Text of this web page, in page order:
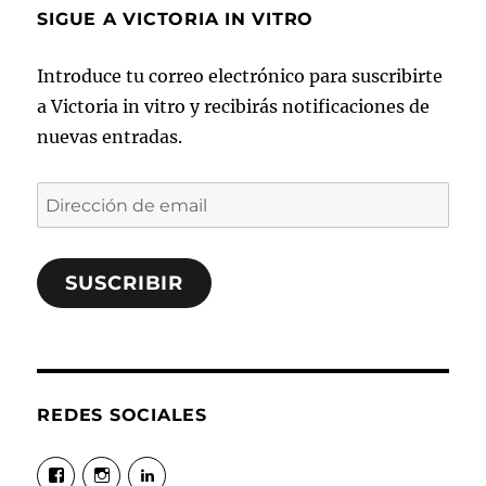
SIGUE A VICTORIA IN VITRO
Introduce tu correo electrónico para suscribirte
a Victoria in vitro y recibirás notificaciones de
nuevas entradas.
Dirección
de
email
SUSCRIBIR
REDES SOCIALES
Ver
perfil
Ver
perfil
Ver
perfil